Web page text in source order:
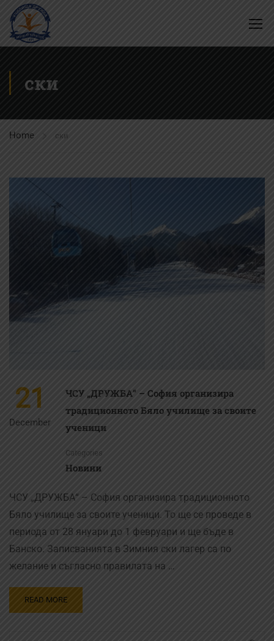
ски
Home ски
21
December
ЧСУ „ДРУЖБА“ – София организира
традиционното Бяло училище за своите
ученици
Categories
Новини
ЧСУ „ДРУЖБА“ – София организира традиционното
Бяло училище за своите ученици. То ще се проведе в
периода от 28 януари до 1 февруари и ще бъде в
Банско. Записванията в Зимния ски лагер са по
желание и съгласно правилата на …
READ MORE